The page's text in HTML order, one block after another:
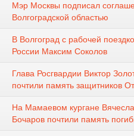
Мэр Москвы подписал
Волгоградской областью
В Волгоград с рабочей
России Максим Соколов
Глава Росгвардии Виктор
почтили память защитников
На Мамаевом кургане
Бочаров почтили память